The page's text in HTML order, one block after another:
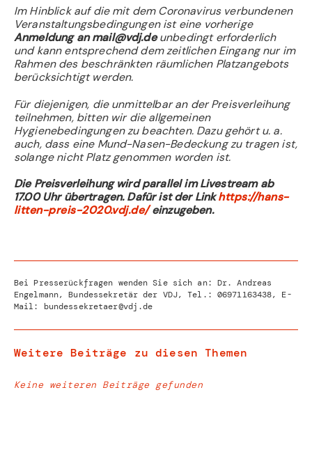
Im Hinblick auf die mit dem Coronavirus verbundenen
Veranstaltungsbedingungen ist eine vorherige
Anmeldung an mail@vdj.deunbedingt erforderlich
und kann entsprechend dem zeitlichen Eingang nur im
Rahmen des beschränkten räumlichen Platzangebots
berücksichtigt werden.
Für diejenigen, die unmittelbar an der Preisverleihung
teilnehmen, bitten wir die allgemeinen
Hygienebedingungen zu beachten. Dazu gehört u. a.
auch, dass eine Mund-Nasen-Bedeckung zu tragen ist,
solange nicht Platz genommen worden ist.
Die Preisverleihung wird parallel im Livestream ab
17.00 Uhr übertragen. Dafür ist der Linkhttps://hans-
litten-preis-2020.vdj.de/einzugeben.
Bei Presserückfragen wenden Sie sich an: Dr. Andreas
Engelmann, Bundessekretär der VDJ, Tel.: 06971163438, E-
Mail: bundessekretaer@vdj.de
Weitere Beiträge zu diesen Themen
Keine weiteren Beiträge gefunden